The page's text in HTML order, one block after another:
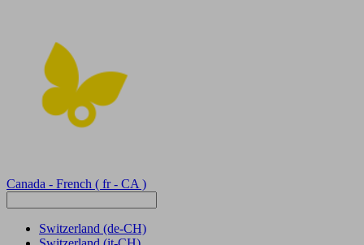
Canada - French ( fr - CA )
Switzerland (de-CH)